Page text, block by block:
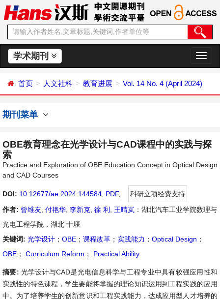
学术期刊
切
换
航
首页 人文社科 教育进展 Vol. 14 No. 4 (April 2024)
期刊菜单
OBE教育理念在光学设计与CAD课程中的实践与探
索
Practice and Exploration of OBE Education Concept in Optical Design
and CAD Courses
DOI: 10.12677/ae.2024.144584 PDF,
科研立项经费支持
作者: 曾维友 付艳华 李新克 徐 利 王晴岚 ：湖北汽车工业学院数理与
光电工程学院，湖北 十堰
关键词: 光学设计 ； OBE ； 课程改革 ； 实践能力 ； Optical Design ；
OBE ； Curriculum Reform ； Practical Ability
摘要: 光学设计与CAD是光电信息科学与工程专业中具有较强应用性和
实践性的特色课程，学生要能将掌握的理论知识运用到工程实践的应用
中。为了培养学生的创新意识和工程实践能力，达成应用型人才培养的